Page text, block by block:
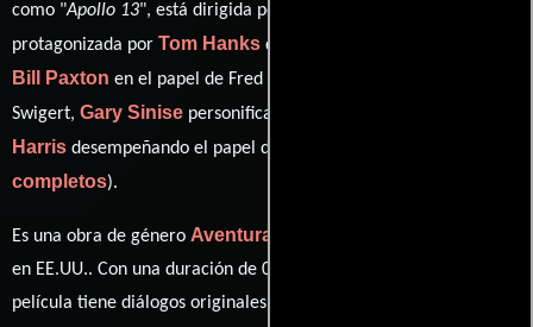
como "Apollo 13", está dirigida por
protagonizada por Tom Hanks quien interpreta a Jim Lovell,
Bill Paxton en el papel de Fred Haise,
Swigert, Gary Sinise personificando a Ken Mattingly y
Harris desempeñando el papel de Gene Kranz (
completos).
Es una obra de género Aventura
en EE.UU.. Con una duración de 02 hr 20 min (140 minutos), esta
película tiene diálogos originales en